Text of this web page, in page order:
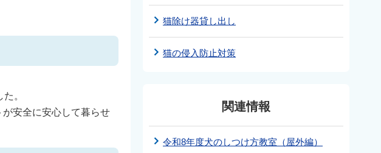
。
安全に安心して暮らせ
猫除け器貸し出し
猫の侵入防止対策
関連情報
令和8年度犬のしつけ方教室（屋外編）